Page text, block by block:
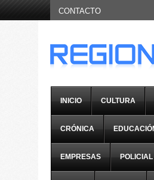
INICIO CULTURA
CRÓNICA
EMPRESAS POLICIAL